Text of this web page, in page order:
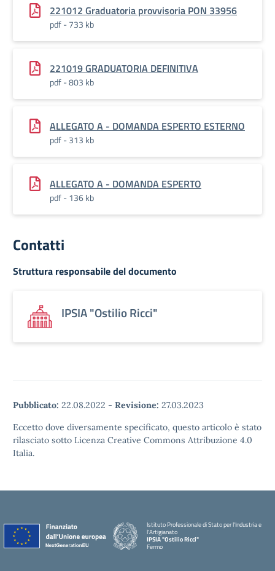
221012 Graduatoria provvisoria PON 33956
pdf - 733 kb
221019 GRADUATORIA DEFINITIVA
pdf - 803 kb
ALLEGATO A - DOMANDA ESPERTO ESTERNO
pdf - 313 kb
ALLEGATO A - DOMANDA ESPERTO
pdf - 136 kb
Contatti
Struttura responsabile del documento
IPSIA "Ostilio Ricci"
Pubblicato: 22.08.2022 - Revisione: 27.03.2023
Eccetto dove diversamente specificato, questo articolo è stato
rilasciato sotto Licenza Creative Commons Attribuzione 4.0
Italia.
Istituto Professionale di Stato per l'Industria e
l'Artigianato
IPSIA "Ostilio Ricci"
Fermo